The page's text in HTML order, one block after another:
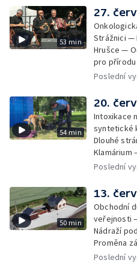
53 min
27.
Strážnici —
Hrušce —
pro
teplárny
Poslední
54 min
20.
Intoxikace
syntetické
Dlouhé
Klamárium
ovce — 60
Unikátní
letišti —
parašutistů
muzejní
ve městě
Poslední
50 min
13.
Obchodní
veřejnosti
Nádraží
Proměna
120 let
Poslední